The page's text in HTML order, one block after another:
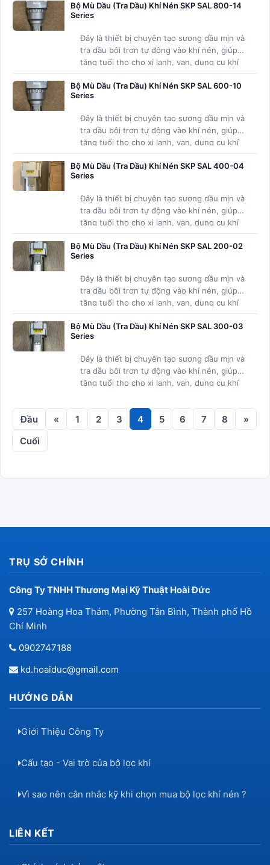
lượng siêu lớn.
Bộ Mù Dầu (Tra Dầu) Khí Nén SKP SAL 800-14
Series
Đây là thiết bị chuyên tạo sương dầu mịn và
tra dầu bôi trơn tự động vào khí nén, giúp
tăng tuổi thọ cho xi lanh, van, dụng cụ khí
nén và các thiết bị khí nén khác với lưu
lượng rất lớn.
Bộ Mù Dầu (Tra Dầu) Khí Nén SKP SAL 600-10
Series
Đây là thiết bị chuyên tạo sương dầu mịn và
tra dầu bôi trơn tự động vào khí nén, giúp
tăng tuổi thọ cho xi lanh, van, dụng cụ khí
nén và các thiết bị khí nén khác với lưu
lượng rất lớn.
Bộ Mù Dầu (Tra Dầu) Khí Nén SKP SAL 400-04
Series
Đây là thiết bị chuyên tạo sương dầu mịn và
tra dầu bôi trơn tự động vào khí nén, giúp
tăng tuổi thọ cho xi lanh, van, dụng cụ khí
nén và các thiết bị khí nén khác.
Bộ Mù Dầu (Tra Dầu) Khí Nén SKP SAL 200-02
Series
Đây là thiết bị chuyên tạo sương dầu mịn và
tra dầu bôi trơn tự động vào khí nén, giúp
tăng tuổi thọ cho xi lanh, van, dụng cụ khí
nén và các thiết bị khí nén khác.
Bộ Mù Dầu (Tra Dầu) Khí Nén SKP SAL 300-03
Series
Đây là thiết bị chuyên tạo sương dầu mịn và
tra dầu bôi trơn tự động vào khí nén, giúp
tăng tuổi thọ cho xi lanh, van, dụng cụ khí
Đầu « 1 2 3 4 5 6 7 8
»
Cuối
TRỤ SỞ CHÍNH
Công Ty TNHH Thương Mại Kỹ Thuật Hoài Đức
257 Hoàng Hoa Thám, Phường Tân Bình, Thành phố Hồ
Chí Minh
0902747188
kd.hoaiduc@gmail.com
HƯỚNG DẪN
Giới Thiệu Công Ty
Cấu tạo - Vai trò của bộ lọc khí
Vì sao nên cân nhắc kỹ khi chọn mua bộ lọc khí nén ?
LIÊN KẾT